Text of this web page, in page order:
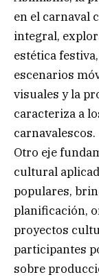
en el carnaval
integral,
estética
escenarios
visuales y la
caracteriza a
carnavalescos.
Otro eje
cultural
populares,
planificación,
proyectos
participantes
sobre